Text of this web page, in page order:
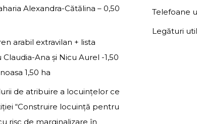
Alexandra-Cătălina – 0,50
arabil extravilan + lista
Ana și Nicu Aurel -1,50
1,50 ha
de atribuire a locuințelor ce
“Construire locuință pentru
risc de marginalizare în
Telefoane
Legături